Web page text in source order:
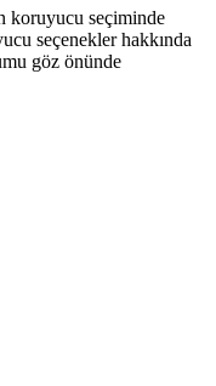
koruyucu seçiminde
seçenekler hakkında
göz önünde